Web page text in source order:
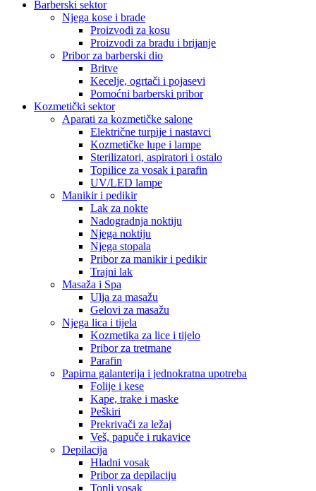
Barberski sektor
Njega kose i brade
Proizvodi za kosu
Proizvodi za bradu i brijanje
Pribor za barberski dio
Britve
Kecelje, ogrtači i pojasevi
Pomoćni barberski pribor
Kozmetički sektor
Aparati za kozmetičke salone
Električne turpije i nastavci
Kozmetičke lupe i lampe
Sterilizatori, aspiratori i ostalo
Topilice za vosak i parafin
UV/LED lampe
Manikir i pedikir
Lak za nokte
Nadogradnja noktiju
Njega noktiju
Njega stopala
Pribor za manikir i pedikir
Trajni lak
Masaža i Spa
Ulja za masažu
Gelovi za masažu
Njega lica i tijela
Kozmetika za lice i tijelo
Pribor za tretmane
Parafin
Papirna galanterija i jednokratna upotreba
Folije i kese
Kape, trake i maske
Peškiri
Prekrivači za ležaj
Veš, papuče i rukavice
Depilacija
Hladni vosak
Pribor za depilaciju
Topli vosak